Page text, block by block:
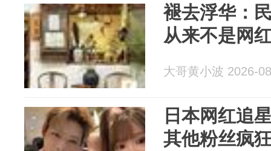
褪去浮华：
从来不是网
大哥黄小波 2026-
日本网红追
其他粉丝疯